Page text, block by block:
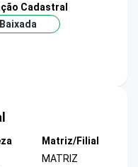
Cadastral
Baixada
Matriz/Filial
MATRIZ